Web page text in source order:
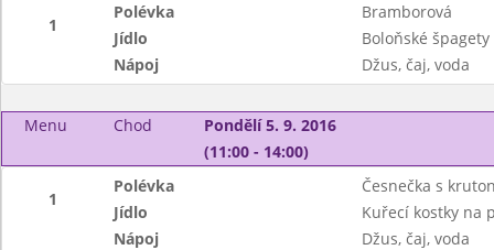
1
Polévka
Bramborová
Jídlo
Boloňské
Nápoj
Džus, čaj, voda
Menu Chod
Pondělí 5. 9. 2016
(11:00 - 14:00)
1
Polévka
Česnečka s
Jídlo
Kuřecí kostky na
Nápoj
Džus, čaj, voda